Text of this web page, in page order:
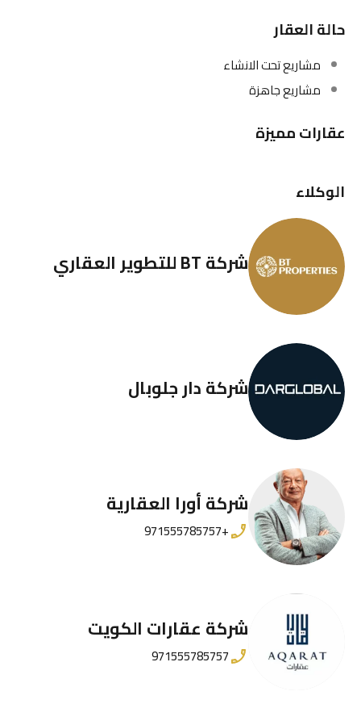
حالة العقار
مشاريع تحت الانشاء
مشاريع جاهزة
عقارات مميزة
الوكلاء
شركة BT للتطوير العقاري
شركة دار جلوبال
شركة أورا العقارية
+971555785757
شركة عقارات الكويت
971555785757